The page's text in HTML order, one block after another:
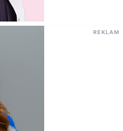
REKLAM